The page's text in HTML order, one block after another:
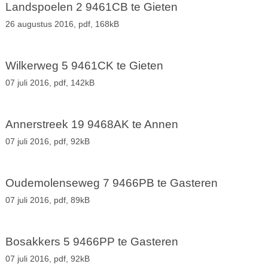
Landspoelen 2 9461CB te Gieten
26 augustus 2016, pdf, 168kB
Wilkerweg 5 9461CK te Gieten
07 juli 2016, pdf, 142kB
Annerstreek 19 9468AK te Annen
07 juli 2016, pdf, 92kB
Oudemolenseweg 7 9466PB te Gasteren
07 juli 2016, pdf, 89kB
Bosakkers 5 9466PP te Gasteren
07 juli 2016, pdf, 92kB